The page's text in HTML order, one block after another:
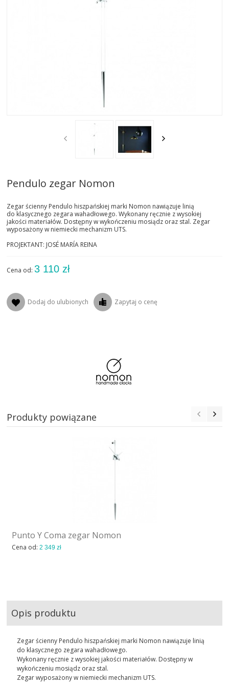
Pendulo zegar Nomon
Zegar ścienny Pendulo hiszpańskiej marki Nomon nawiązuje linią
do klasycznego zegara wahadłowego. Wykonany ręcznie z wysokiej
jakości materiałów. Dostępny w wykończeniu mosiądz oraz stal. Zegar
wyposażony w niemiecki mechanizm UTS.
PROJEKTANT: JOSÉ MARÍA REINA
Cena od:3 110 zł
Dodaj do ulubionych Zapytaj o cenę
Produkty powiązane
Punto Y Coma zegar Nomon
Cena od:2 349 zł
Opis produktu
Zegar ścienny Pendulo hiszpańskiej marki Nomon nawiązuje linią
do klasycznego zegara wahadłowego.
Wykonany ręcznie z wysokiej jakości materiałów. Dostępny w
wykończeniu mosiądz oraz stal.
Zegar wyposażony w niemiecki mechanizm UTS.